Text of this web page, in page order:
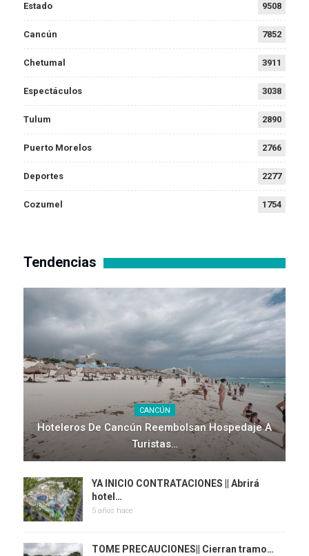
Estado 9508
Cancún 7852
Chetumal 3911
Espectáculos 3038
Tulum 2890
Puerto Morelos 2766
Deportes 2277
Cozumel 1754
Tendencias
CANCÚN
Hoteleros De Cancún Reembolsan Hospedaje A
Turistas…
YA INICIO CONTRATACIONES || Abrirá
hotel…
5 años hace
TOME PRECAUCIONES|| Cierran tramo…